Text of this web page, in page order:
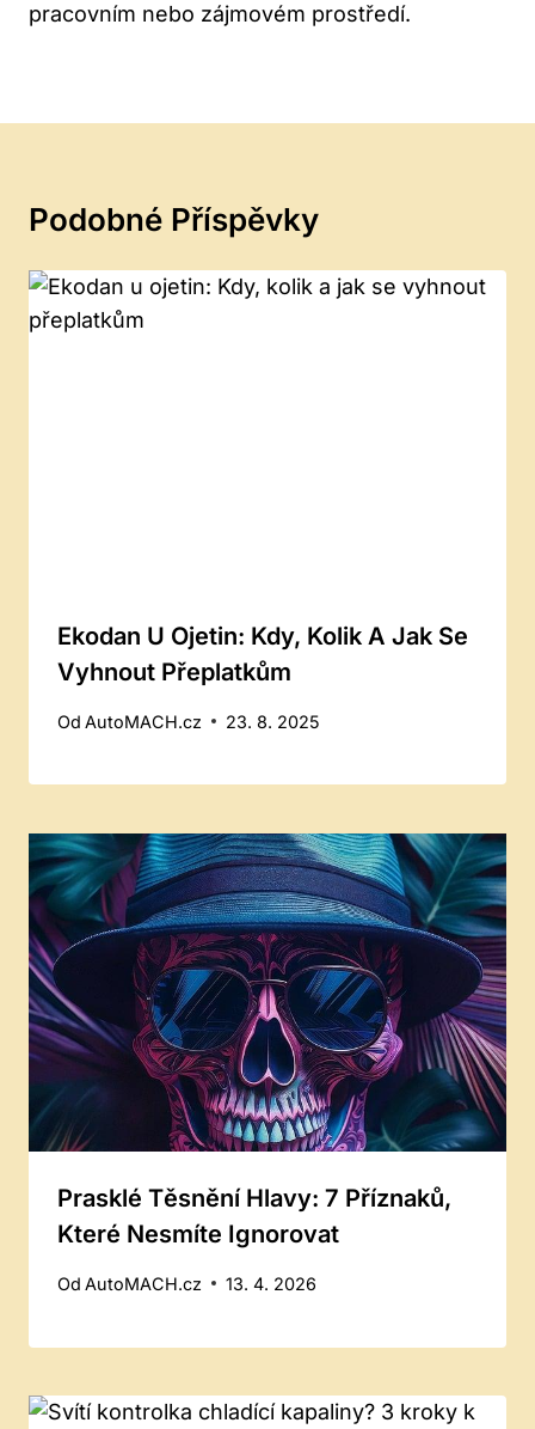
pracovním nebo zájmovém prostředí.
Podobné Příspěvky
Ekodan U Ojetin: Kdy, Kolik A Jak Se
Vyhnout Přeplatkům
Od AutoMACH.cz 23. 8. 2025
Prasklé Těsnění Hlavy: 7 Příznaků,
Které Nesmíte Ignorovat
Od AutoMACH.cz 13. 4. 2026